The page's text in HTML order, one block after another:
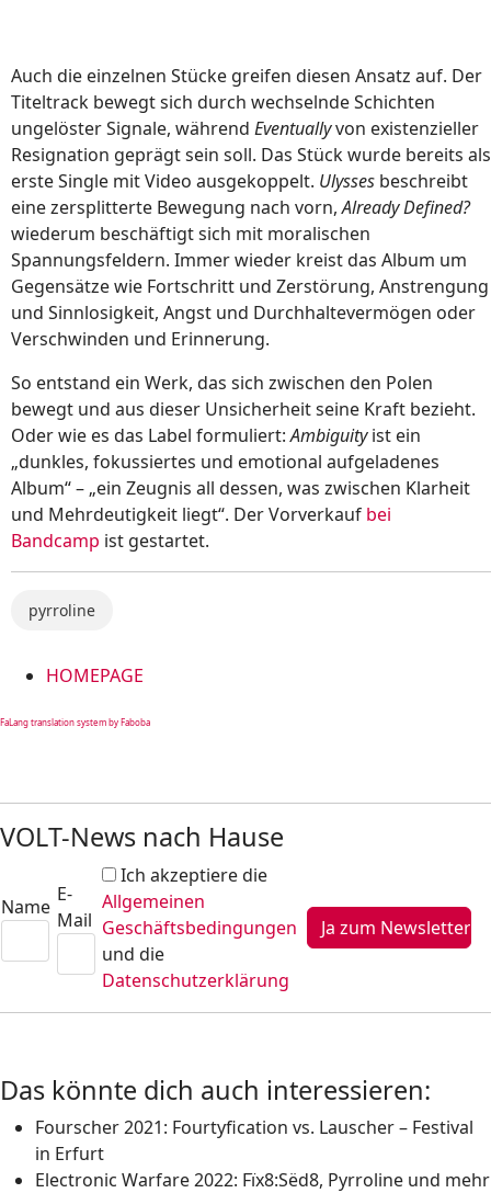
Auch die einzelnen Stücke greifen diesen Ansatz auf. Der
Titeltrack bewegt sich durch wechselnde Schichten
ungelöster Signale, während Eventuallyvon existenzieller
Resignation geprägt sein soll. Das Stück wurde bereits als
erste Single mit Video ausgekoppelt. Ulysses beschreibt
eine zersplitterte Bewegung nach vorn,Already Defined?
wiederum beschäftigt sich mit moralischen
Spannungsfeldern. Immer wieder kreist das Album um
Gegensätze wie Fortschritt und Zerstörung, Anstrengung
und Sinnlosigkeit, Angst und Durchhaltevermögen oder
Verschwinden und Erinnerung.
So entstand ein Werk, das sich zwischen den Polen
bewegt und aus dieser Unsicherheit seine Kraft bezieht.
Oder wie es das Label formuliert:Ambiguityist ein
„dunkles, fokussiertes und emotional aufgeladenes
Album“ – „ein Zeugnis all dessen, was zwischen Klarheit
und Mehrdeutigkeit liegt“. Der Vorverkauf bei
Bandcamp ist gestartet.
pyrroline
HOMEPAGE
FaLang translation system by Faboba
VOLT-News nach Hause
Name
E-
Mail
Ich akzeptiere die
Allgemeinen
Geschäftsbedingungen
und die
Datenschutzerklärung
Das könnte dich auch interessieren:
Fourscher 2021: Fourtyfication vs. Lauscher – Festival
in Erfurt
Electronic Warfare 2022: Fïx8:Sëd8, Pyrroline und mehr